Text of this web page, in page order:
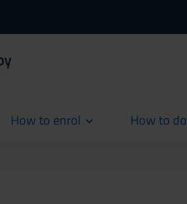
How to enrol How to do
current